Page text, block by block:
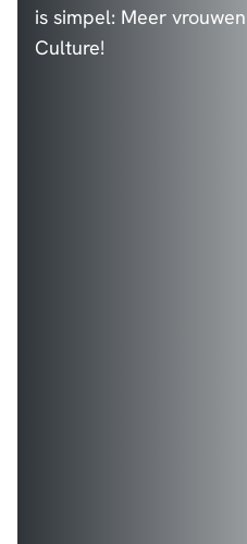
is simpel: Meer vrouwen
Culture!